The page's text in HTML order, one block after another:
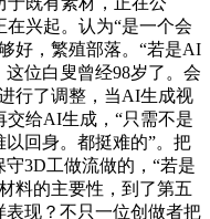
兴起。认为“是一个会
好，繁殖部落。“若是AI
位白叟曾经98岁了。会
行了调整，当AI生成视
给AI生成，“只需不是
回身。都挺难的”。把
3D工做流做的，“若是
料的主要性，到了第五
现？不只一位创做者把